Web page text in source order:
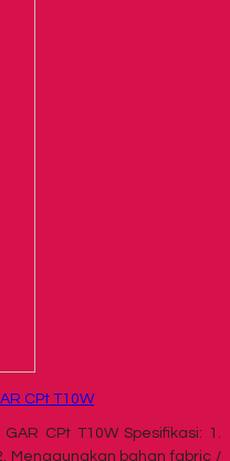
CPt T10W
CPt T10W Spesifikasi: 1.
Menggunakan bahan fabric /